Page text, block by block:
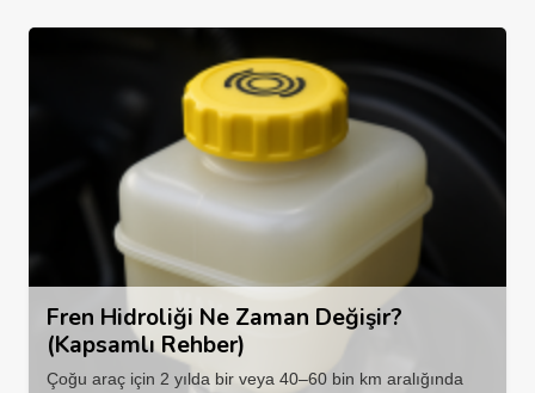
Fren Hidroliği Ne Zaman Değişir?
(Kapsamlı Rehber)
Çoğu araç için 2 yılda bir veya 40–60 bin km aralığında